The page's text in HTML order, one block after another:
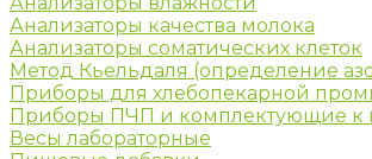
Анализаторы качества молока
Анализаторы соматических клеток
Метод Кьельдаля (определение
Приборы для хлебопекарной
Приборы ПЧП и комплектующие к
Весы лабораторные